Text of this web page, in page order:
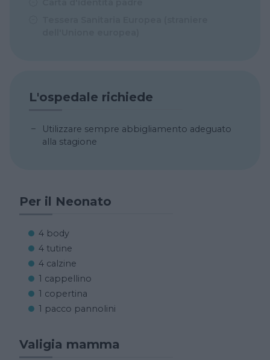
L'ospedale richiede
Utilizzare sempre abbigliamento adeguato
alla stagione
Per il Neonato
4 body
4 tutine
4 calzine
1 cappellino
1 copertina
1 pacco pannolini
Valigia mamma